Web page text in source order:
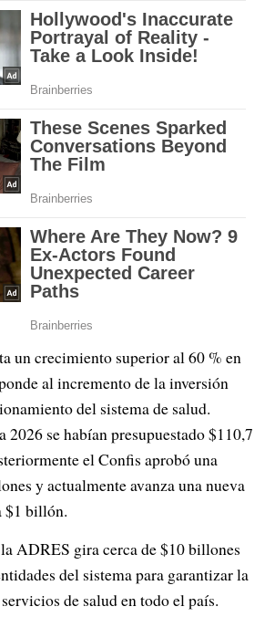
un crecimiento superior al 60 % en
al incremento de la inversión
del sistema de salud.
2026 se habían presupuestado $110,7
el Confis aprobó una
y actualmente avanza una nueva
$1 billón.
ADRES gira cerca de $10 billones
del sistema para garantizar la
de salud en todo el país.